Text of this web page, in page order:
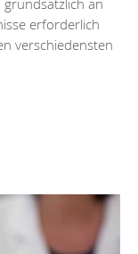
erforderlich
verschiedensten